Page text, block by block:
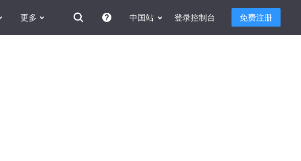
更多 中国站 登录控制台 免费注册